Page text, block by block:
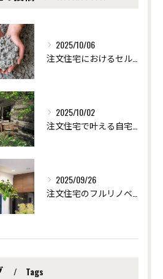
2025/10/06
2025/10/02
2025/09/26
Tags